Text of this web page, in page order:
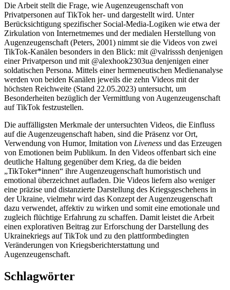
Die Arbeit stellt die Frage, wie Augenzeugenschaft von
Privatpersonen auf TikTok her- und dargestellt wird. Unter
Berücksichtigung spezifischer Social-Media-Logiken wie etwa der
Zirkulation von Internetmemes und der medialen Herstellung von
Augenzeugenschaft (Peters, 2001) nimmt sie die Videos von zwei
TikTok-Kanälen besonders in den Blick: mit @valrisssh denjenigen
einer Privatperson und mit @alexhook2303ua denjenigen einer
soldatischen Persona. Mittels einer hermeneutischen Medienanalyse
werden von beiden Kanälen jeweils die zehn Videos mit der
höchsten Reichweite (Stand 22.05.2023) untersucht, um
Besonderheiten bezüglich der Vermittlung von Augenzeugenschaft
auf TikTok festzustellen.
Die auffälligsten Merkmale der untersuchten Videos, die Einfluss
auf die Augenzeugenschaft haben, sind die Präsenz vor Ort,
Verwendung von Humor, Imitation von Liveness und das Erzeugen
von Emotionen beim Publikum. In den Videos offenbart sich eine
deutliche Haltung gegenüber dem Krieg, da die beiden
„TikToker*innen“ ihre Augenzeugenschaft humoristisch und
emotional überzeichnet aufladen. Die Videos liefern also weniger
eine präzise und distanzierte Darstellung des Kriegsgeschehens in
der Ukraine, vielmehr wird das Konzept der Augenzeugenschaft
dazu verwendet, affektiv zu wirken und somit eine emotionale und
zugleich flüchtige Erfahrung zu schaffen. Damit leistet die Arbeit
einen explorativen Beitrag zur Erforschung der Darstellung des
Ukrainekriegs auf TikTok und zu den plattformbedingten
Veränderungen von Kriegsberichterstattung und
Augenzeugenschaft.
Schlagwörter